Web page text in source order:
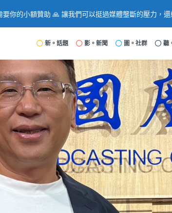
你的小額贊助 🙏 讓我們可以挺過媒體壟斷的壓力，
新。話題 影。新聞 圖。社群 聽